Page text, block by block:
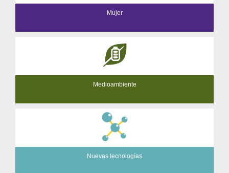
Mujer
Medioambiente
Nuevas tecnologías